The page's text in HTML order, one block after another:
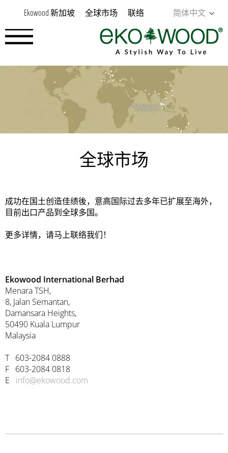
Ekowood 新加坡 全球市场 联络 简体中文
全球市场
成功在国土创造佳绩後，意高国际过去多年已扩展至海外，
目前出口产品到全球多国。
更多详情，请马上联络我们！
Ekowood International Berhad
Menara TSH,
8, Jalan Semantan,
Damansara Heights,
50490 Kuala Lumpur
Malaysia
T 603-2084 0888
F 603-2084 0818
E info@ekowood.com